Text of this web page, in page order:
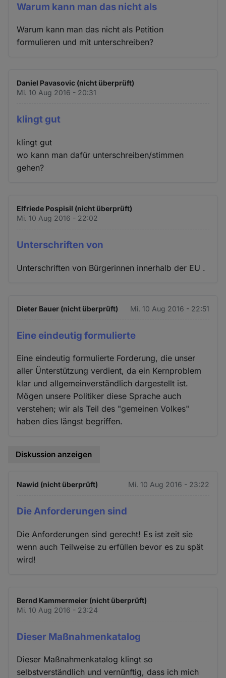
Warum kann man das nicht als
Warum kann man das nicht als Petition
formulieren und mit unterschreiben?
Daniel Pavasovic (nicht überprüft)
Mi. 10 Aug 2016 - 20:31
klingt gut
klingt gut
wo kann man dafür unterschreiben/stimmen
gehen?
Elfriede Pospisil (nicht überprüft)
Mi. 10 Aug 2016 - 22:02
Unterschriften von
Unterschriften von Bürgerinnen innerhalb der EU .
Dieter Bauer (nicht überprüft) Mi. 10 Aug 2016 - 22:51
Eine eindeutig formulierte
Eine eindeutig formulierte Forderung, die unser
aller Ünterstützung verdient, da ein Kernproblem
klar und allgemeinverständlich dargestellt ist.
Mögen unsere Politiker diese Sprache auch
verstehen; wir als Teil des "gemeinen Volkes"
haben dies längst begriffen.
Diskussion anzeigen
Nawid (nicht überprüft) Mi. 10 Aug 2016 - 23:22
Die Anforderungen sind
Die Anforderungen sind gerecht! Es ist zeit sie
wenn auch Teilweise zu erfüllen bevor es zu spät
wird!
Bernd Kammermeier (nicht überprüft)
Mi. 10 Aug 2016 - 23:24
Dieser Maßnahmenkatalog
Dieser Maßnahmenkatalog klingt so
selbstverständlich und vernünftig, dass ich mich